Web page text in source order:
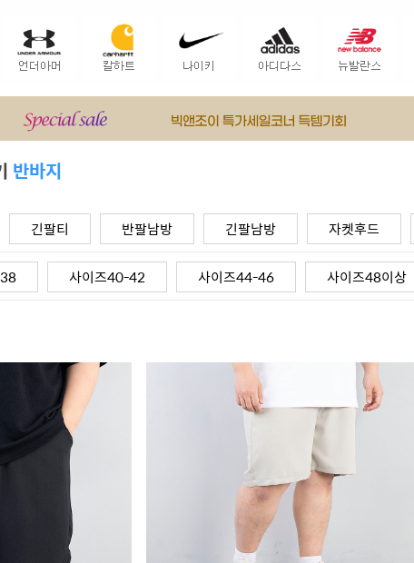
반바지
긴팔티 반팔남방 긴팔남방 자켓후드
사이즈40-42 사이즈44-46 사이즈48이상